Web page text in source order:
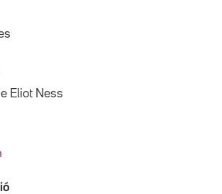
Eliot Ness